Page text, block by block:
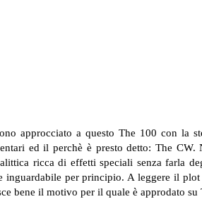
approcciato a questo The 100 con la
ed il perchè è presto detto: The
ricca di effetti speciali senza farla
inguardabile per principio. A leggere il
bene il motivo per il quale è approdato